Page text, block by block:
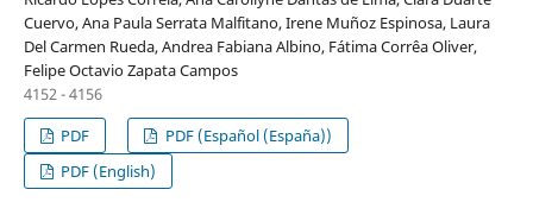
Cuervo, Ana Paula Serrata Malfitano, Irene Muñoz Espinosa, Laura
Del Carmen Rueda, Andrea Fabiana Albino, Fátima Corrêa Oliver,
Felipe Octavio Zapata Campos
4152 - 4156
PDF
PDF (Español (España))
PDF (English)